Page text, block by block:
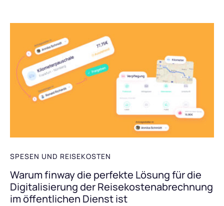
SPESEN UND REISEKOSTEN
Warum finway die perfekte Lösung für die
Digitalisierung der Reisekostenabrechnung
im öffentlichen Dienst ist